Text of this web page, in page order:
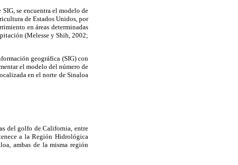
se encuentra el modelo de
de Estados Unidos, por
en áreas determinadas
(Melesse y Shih, 2002;
geográfica (SIG) con
el modelo del número de
en el norte de Sinaloa
del golfo de California, entre
a la Región Hidrológica
ambas de la misma región